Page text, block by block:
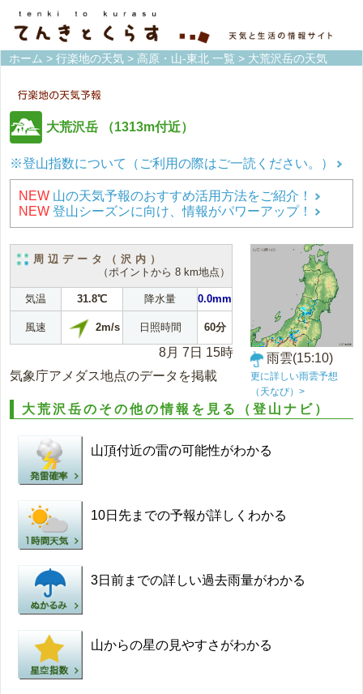
ホーム > 行楽地の天気 > 高原・山-東北 一覧 > 大荒沢岳の天気
大荒沢岳 （1313m付近）
※登山指数について（ご利用の際はご一読ください。）
NEW 山の天気予報のおすすめ活用方法をご紹介！
NEW 登山シーズンに向け、情報がパワーアップ！
周辺データ（沢内）
（ポイントから 8 km地点）
気温 31.8℃ 降水量 0.0mm
風速 2m/s 日照時間 60分
8月 7日 15時
気象庁アメダス地点のデータを掲載
雨雲(15:10)
更に詳しい雨雲予想
（天なび）>
大荒沢岳のその他の情報を見る（登山ナビ）
山頂付近の雷の可能性がわかる
10日先までの予報が詳しくわかる
3日前までの詳しい過去雨量がわかる
山からの星の見やすさがわかる